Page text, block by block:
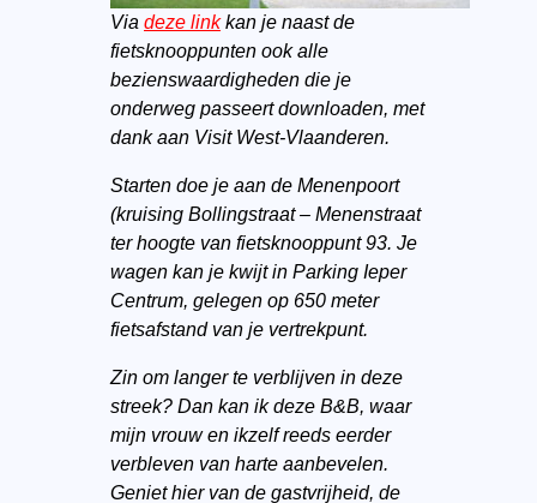
Via deze linkkan je naast de
fietsknooppunten ook alle
bezienswaardigheden die je
onderweg passeert downloaden, met
dank aan Visit West-Vlaanderen.
Starten doe je aan de Menenpoort
(kruising Bollingstraat – Menenstraat
ter hoogte van fietsknooppunt 93. Je
wagen kan je kwijt in Parking Ieper
Centrum, gelegen op 650 meter
fietsafstand van je vertrekpunt.
Zin om langer te verblijven in deze
streek? Dan kan ik deze B&B, waar
mijn vrouw en ikzelf reeds eerder
verbleven van harte aanbevelen.
Geniet hier van de gastvrijheid, de